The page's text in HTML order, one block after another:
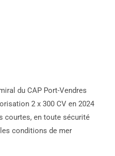
du CAP Port-Vendres
2 x 300 CV en 2024
courtes, en toute sécurité
conditions de mer